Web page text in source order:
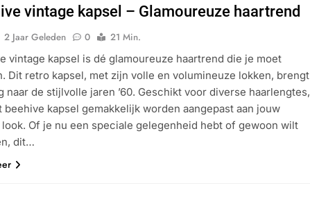
vintage kapsel – Glamoureuze haartrend
2 Jaar Geleden 0
21 Min.
vintage kapsel is dé glamoureuze haartrend die je moet
Dit retro kapsel, met zijn volle en volumineuze lokken, brengt
naar de stijlvolle jaren ’60. Geschikt voor diverse haarlengtes,
beehive kapsel gemakkelijk worden aangepast aan jouw
look. Of je nu een speciale gelegenheid hebt of gewoon wilt
dit…